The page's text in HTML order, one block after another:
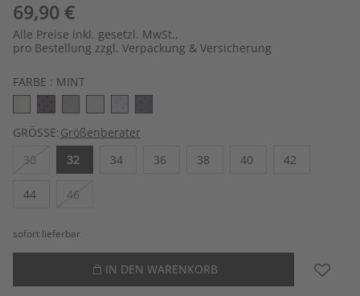
69,90 €
Alle Preise inkl. gesetzl. MwSt.,
pro Bestellung zzgl. Verpackung & Versicherung
FARBE : MINT
GRÖSSE:Größenberater
30
32 34 36 38 40 42
44 46
sofort lieferbar
IN DEN WARENKORB